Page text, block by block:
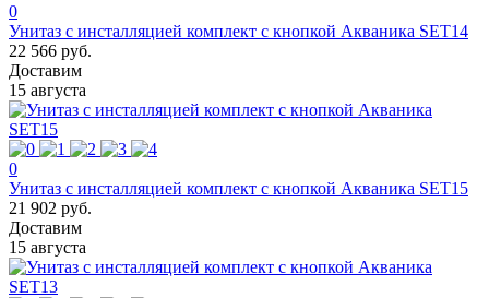
0
Унитаз с инсталляцией комплект с кнопкой Акваника SET14
22 566 руб.
Доставим
15 августа
0
Унитаз с инсталляцией комплект с кнопкой Акваника SET15
21 902 руб.
Доставим
15 августа